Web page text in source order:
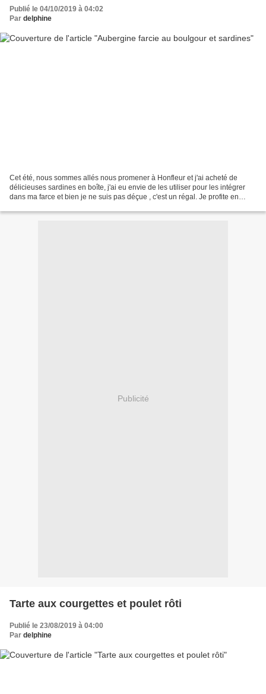
Publié le 04/10/2019 à 04:02
Par delphine
Cet été, nous sommes allés nous promener à Honfleur et j'ai acheté de
délicieuses sardines en boîte, j'ai eu envie de les utiliser pour les intégrer
dans ma farce et bien je ne suis pas déçue , c'est un régal. Je profite en
Publicité
Tarte aux courgettes et poulet rôti
Publié le 23/08/2019 à 04:00
Par delphine